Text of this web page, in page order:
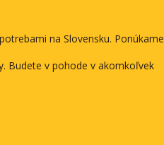
na Slovensku. Ponúkame
Budete v pohode v akomkoľvek